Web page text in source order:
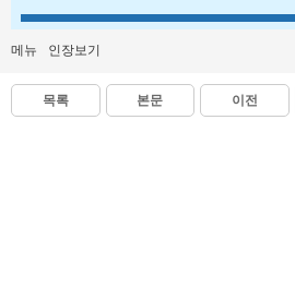
메뉴 인장보기
목록 본문 이전